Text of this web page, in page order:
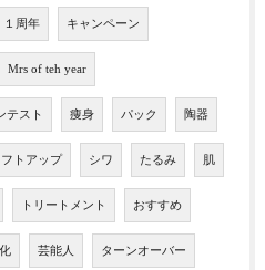
１周年 キャンペーン
Mrs of teh year
テスト 痩身 パック 陶器
フトアップ シワ たるみ 肌
トリートメント おすすめ
芸能人 ターンオーバー